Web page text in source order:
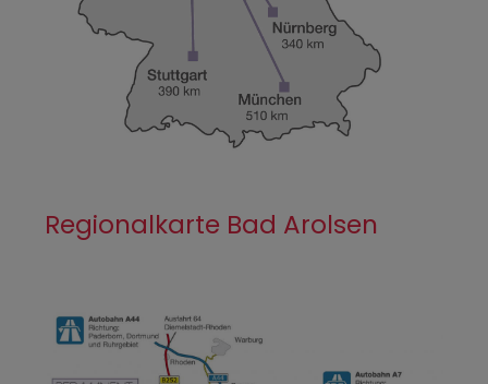
Regionalkarte Bad Arolsen